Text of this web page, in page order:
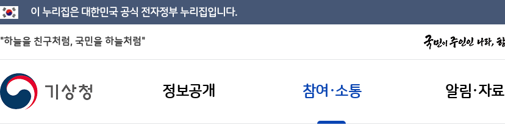
이 누리집은 대한민국 공식 전자정부 누리집입니다.
"하늘을 친구처럼, 국민을 하늘처럼"
정보공개 참여·소통 알림·자료